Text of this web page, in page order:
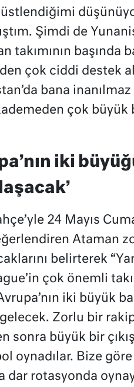
Şimdi de
takımının başında
çok ciddi destek
bana
çok büyük
iki
24 Mayıs
Ataman
belirterek
çok önemli
iki büyük
gelecek. Zorlu bir
sonra büyük bir
oynadılar. Bize
dar rotasyonda